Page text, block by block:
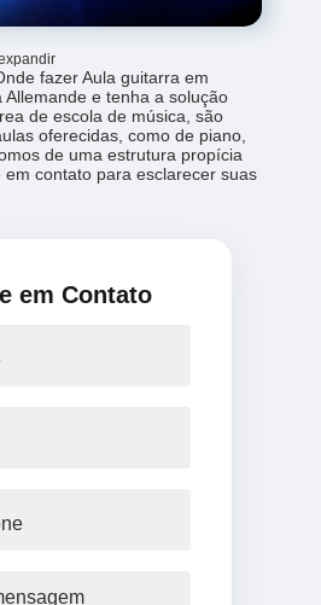
fazer Aula guitarra em
e tenha a solução
de escola de música, são
oferecidas, como de piano,
de uma estrutura propícia
contato para esclarecer suas
em Contato